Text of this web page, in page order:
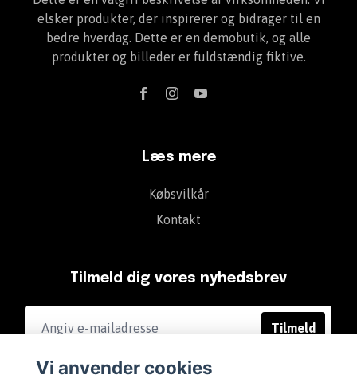
elsker produkter, der inspirerer og bidrager til en
bedre hverdag. Dette er en demobutik, og alle
produkter og billeder er fuldstændig fiktive.
Læs mere
Købsvilkår
Kontakt
Tilmeld dig vores nyhedsbrev
Tilmeld
Vi anvender cookies